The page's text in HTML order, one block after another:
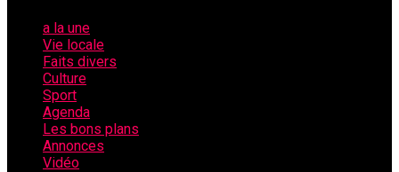
a la une
Vie locale
Faits divers
Culture
Sport
Agenda
Les bons plans
Annonces
Vidéo